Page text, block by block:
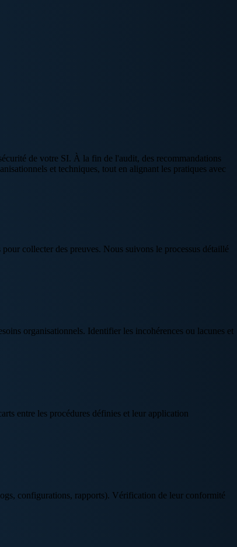
de votre SI. À la fin de l'audit, des recommandations
et techniques, tout en alignant les pratiques avec
collecter des preuves. Nous suivons le processus détaillé
organisationnels. Identifier les incohérences ou lacunes et
entre les procédures définies et leur application
configurations, rapports). Vérification de leur conformité